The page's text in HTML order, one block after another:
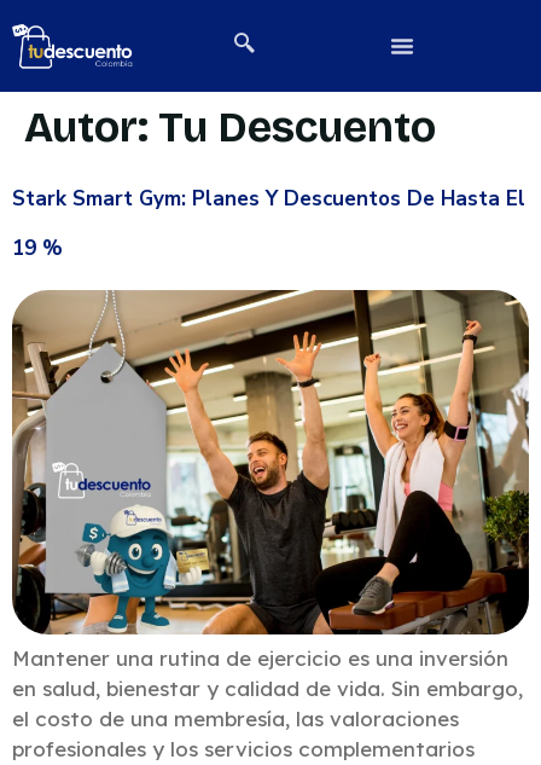
Autor: Tu Descuento
Stark Smart Gym: Planes Y Descuentos De Hasta El
19 %
Mantener una rutina de ejercicio es una inversión
en salud, bienestar y calidad de vida. Sin embargo,
el costo de una membresía, las valoraciones
profesionales y los servicios complementarios